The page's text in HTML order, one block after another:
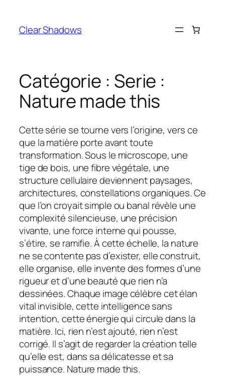
contenu
Clear Shadows
Catégorie : Serie :
Nature made this
Cette série se tourne vers l’origine, vers ce
que la matière porte avant toute
transformation. Sous le microscope, une
tige de bois, une fibre végétale, une
structure cellulaire deviennent paysages,
architectures, constellations organiques. Ce
que l’on croyait simple ou banal révèle une
complexité silencieuse, une précision
vivante, une force interne qui pousse,
s’étire, se ramifie. À cette échelle, la nature
ne se contente pas d’exister, elle construit,
elle organise, elle invente des formes d’une
rigueur et d’une beauté que rien n’a
dessinées. Chaque image célèbre cet élan
vital invisible, cette intelligence sans
intention, cette énergie qui circule dans la
matière. Ici, rien n’est ajouté, rien n’est
corrigé. Il s’agit de regarder la création telle
qu’elle est, dans sa délicatesse et sa
puissance. Nature made this.